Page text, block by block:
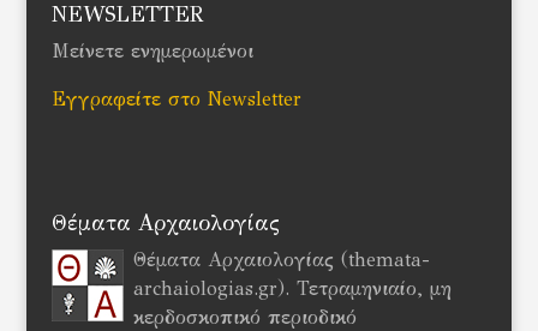
NEWSLETTER
Μείνετε ενημερωμένοι
Εγγραφείτε στο Newsletter
Θέματα Αρχαιολογίας
Θέματα Αρχαιολογίας (themata-
archaiologias.gr). Τετραμηνιαίο, μη
κερδοσκοπικό περιοδικό